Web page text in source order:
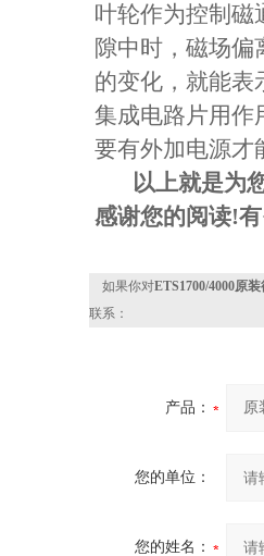
叶轮作为控制磁
隙中时，磁场
的变化，就能表
集成电路片用作
要有外加电源才
以上就是为
感谢您的阅读!
如果你对ETS1700/4000原
联系：
产品：
您的单位：
您的姓名：